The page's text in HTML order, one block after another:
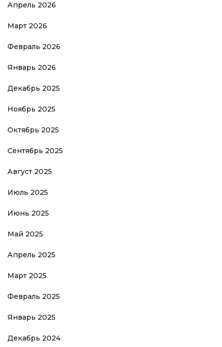
Апрель 2026
Март 2026
Февраль 2026
Январь 2026
Декабрь 2025
Ноябрь 2025
Октябрь 2025
Сентябрь 2025
Август 2025
Июль 2025
Июнь 2025
Май 2025
Апрель 2025
Март 2025
Февраль 2025
Январь 2025
Декабрь 2024